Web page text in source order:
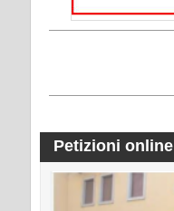
Petizioni online